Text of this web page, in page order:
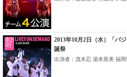
2013年10月2日（水）「パ
誕祭
出演者：茂木忍 湯本亜美 福岡